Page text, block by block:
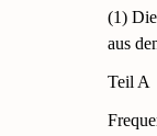
(1)
aus
Teil A